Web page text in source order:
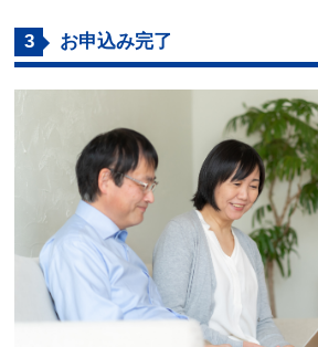
3 お申込み完了